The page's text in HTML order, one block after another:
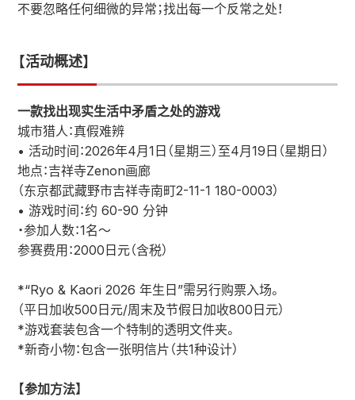
不要忽略任何细微的异常；找出每一个反常之处！
【活动概述】
一款找出现实生活中矛盾之处的游戏
城市猎人：真假难辨
• 活动时间：2026年4月1日（星期三）至4月19日（星期日）
地点：吉祥寺Zenon画廊
（东京都武藏野市吉祥寺南町2-11-1 180-0003）
• 游戏时间：约 60-90 分钟
・参加人数：1名～
参赛费用：2000日元（含税）
*“Ryo & Kaori 2026 年生日”需另行购票入场。
（平日加收500日元/周末及节假日加收800日元）
*游戏套装包含一个特制的透明文件夹。
*新奇小物：包含一张明信片（共1种设计）
【参加方法】